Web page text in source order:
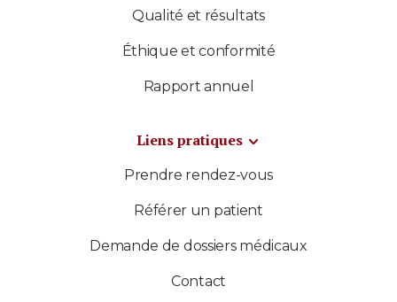
Qualité et résultats
Éthique et conformité
Rapport annuel
Liens pratiques
Prendre rendez-vous
Référer un patient
Demande de dossiers médicaux
Contact